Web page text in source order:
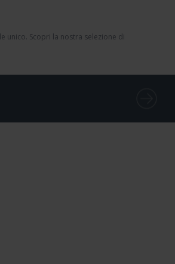
unico. Scopri la nostra selezione di